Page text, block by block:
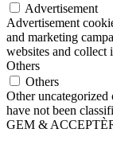
Advertisement
Advertisement
and marketing
websites and collect
Others
Others
Other uncategorized
have not been
GEM &